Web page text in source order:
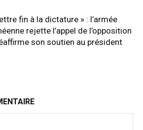
fin à la dictature » : l’armée
rejette l’appel de l’opposition
son soutien au président